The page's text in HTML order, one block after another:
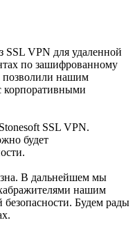
VPN для удаленной
по зашифрованному
нашим
корпоративными
SSL VPN.
будет
В дальнейшем мы
нашим
Будем рады